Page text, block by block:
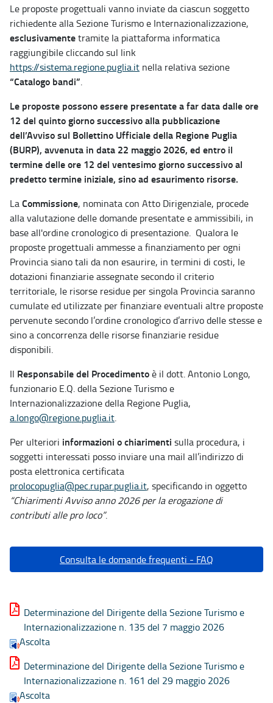
Le proposte progettuali vanno inviate da ciascun soggetto
richiedente alla Sezione Turismo e Internazionalizzazione,
esclusivamentetramite la piattaforma informatica
raggiungibile cliccando sul link
https://sistema.regione.puglia.it nella relativa sezione
“Catalogo bandi”.
Le proposte possono essere presentate a far data dalle ore
12 del quinto giorno successivo alla pubblicazione
dell’Avviso sul Bollettino Ufficiale della Regione Puglia
(BURP), avvenuta in data 22 maggio 2026, ed entro il
termine delle ore 12 del ventesimo giorno successivo al
predetto termine iniziale, sino ad esaurimento risorse.
LaCommissione, nominata con Atto Dirigenziale, procede
alla valutazione delle domande presentate e ammissibili, in
base all'ordine cronologico di presentazione. Qualora le
proposte progettuali ammesse a finanziamento per ogni
Provincia siano tali da non esaurire, in termini di costi, le
dotazioni finanziarie assegnate secondo il criterio
territoriale, le risorse residue per singola Provincia saranno
cumulate ed utilizzate per finanziare eventuali altre proposte
pervenute secondo l’ordine cronologico d’arrivo delle stesse e
sino a concorrenza delle risorse finanziarie residue
disponibili.
Il Responsabile del Procedimentoè il dott. Antonio Longo,
funzionario E.Q. della Sezione Turismo e
Internazionalizzazione della Regione Puglia,
a.longo@regione.puglia.it.
Per ulteriori informazioni o chiarimenti sulla procedura, i
soggetti interessati posso inviare una mail all’indirizzo di
posta elettronica certificata
prolocopuglia@pec.rupar.puglia.it, specificando in oggetto
“Chiarimenti Avviso anno 2026 per la erogazione di
contributi alle pro loco”.
Consulta le domande frequenti - FAQ
Determinazione del Dirigente della Sezione Turismo e
Internazionalizzazione n. 135 del 7 maggio 2026
Ascolta
Determinazione del Dirigente della Sezione Turismo e
Internazionalizzazione n. 161 del 29 maggio 2026
Ascolta